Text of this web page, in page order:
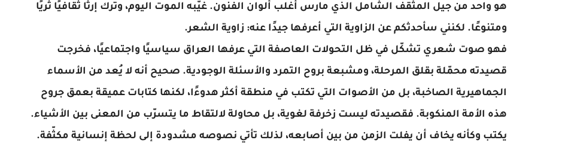
ومتنوعًا. لكنني سأحدثكم عن الزاوية التي أعرفها جيدًا عنه: زاوية الشعر.
يكتب وكأنه يخاف أن يفلت الزمن من بين أصابعه، لذلك تأتي نصوصه مشدودة إلى لحظة إنسانية مكثّفة.